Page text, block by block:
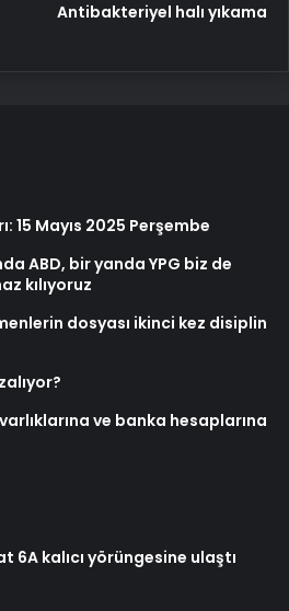
Antibakteriyel halı yıkama
15 Mayıs 2025 Perşembe
ABD, bir yanda YPG biz de
kılıyoruz
dosyası ikinci kez disiplin
ve banka hesaplarına
6A kalıcı yörüngesine ulaştı